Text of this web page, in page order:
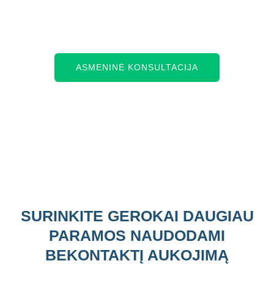
ASMENINĖ KONSULTACIJA
SURINKITE GEROKAI DAUGIAU
PARAMOS NAUDODAMI
BEKONTAKTĮ AUKOJIMĄ